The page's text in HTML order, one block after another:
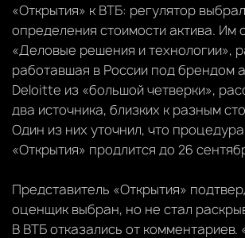
«Открытия» к ВТБ: регулятор
определения стоимости актива. Им
«Деловые решения и технологии»,
работавшая в России под брендом
Deloitte из «большой четверки»,
два источника, близких к разным
Один из них уточнил, что
«Открытия» продлится до 26
Представитель «Открытия»
оценщик выбран, но не стал
В ВТБ отказались от комментариев.